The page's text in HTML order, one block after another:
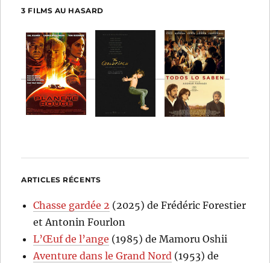
3 FILMS AU HASARD
ARTICLES RÉCENTS
Chasse gardée 2 (2025) de Frédéric Forestier
et Antonin Fourlon
L’Œuf de l’ange (1985) de Mamoru Oshii
Aventure dans le Grand Nord (1953) de